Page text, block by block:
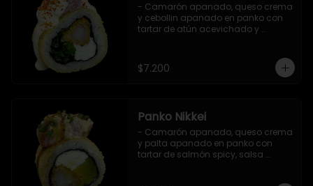
- Camarón apanado, queso crema
y cebollin apanado en panko con
tartar de atún acevichado y
$7.200
Panko Nikkei
- Camarón apanado, queso crema
y palta apanado en panko con
tartar de salmón spicy, salsa